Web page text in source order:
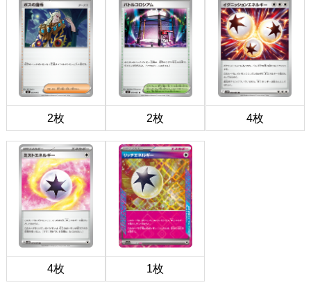
2枚 2枚 4枚
4枚 1枚